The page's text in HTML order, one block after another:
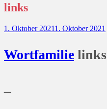
links
1. Oktober 20211. Oktober 2021
Wortfamilie links